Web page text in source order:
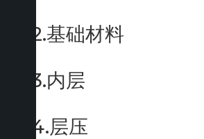
2.基础材料
3.内层
4.层压